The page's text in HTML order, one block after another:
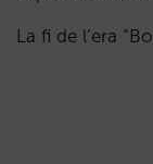
La fi de l’era